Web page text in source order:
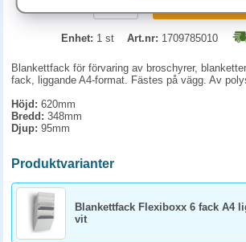
Enhet: 1 st Art.nr: 1709785010
Blankettfack för förvaring av broschyrer,
fack, liggande A4-format. Fästes på vägg. Av
Höjd: 620mm
Bredd: 348mm
Djup: 95mm
Produktvarianter
Blankettfack Flexiboxx 6 fack A4
vit